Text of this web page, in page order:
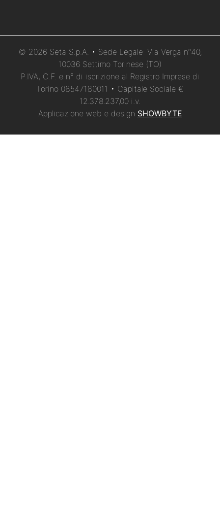
© 2026 Seta S.p.A. • Sede Legale: Via Verga n°40,
10036 Settimo Torinese (TO)
P.IVA, C.F. e n° di iscrizione al Registro Imprese di
Torino 08547180011 • Capitale Sociale €
12.378.237,00 i.v.
Applicazione web e design SHOWBYTE